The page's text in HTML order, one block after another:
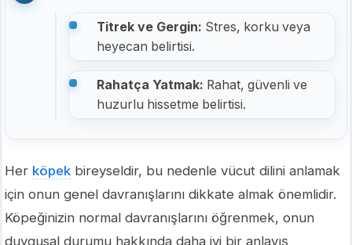
Titrek ve Gergin: Stres, korku veya
heyecan belirtisi.
Rahatça Yatmak: Rahat, güvenli ve
huzurlu hissetme belirtisi.
Her köpek bireyseldir, bu nedenle vücut dilini anlamak
için onun genel davranışlarını dikkate almak önemlidir.
Köpeğinizin normal davranışlarını öğrenmek, onun
duygusal durumu hakkında daha iyi bir anlayış